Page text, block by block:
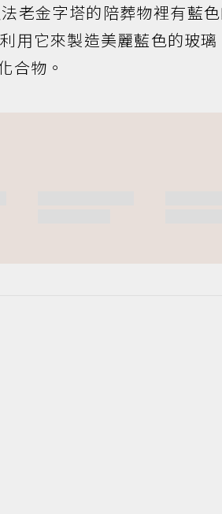
老金字塔的陪葬物裡有藍
用它來製造美麗藍色的玻
合物。